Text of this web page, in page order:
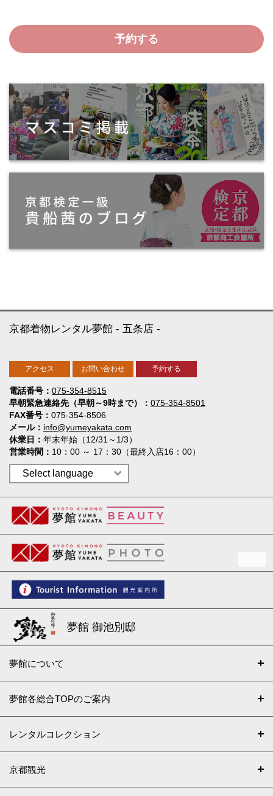
予約する
電話番号
075-354-8515
早朝緊急連絡先（早朝～9時まで）
075-354-8501
FAX番号
075-354-8506
メール
info@yumeyakata.com
休業日
年末年始（12/31～1/3）
営業時間
10：00 ～ 17：30（最終入店16：00）
京都着物レンタル夢館 五条店
アクセス お問い合わせ 予約する
夢館 御池別邸
夢館について
夢館各総合TOPのご案内
レンタルコレクション
京都観光